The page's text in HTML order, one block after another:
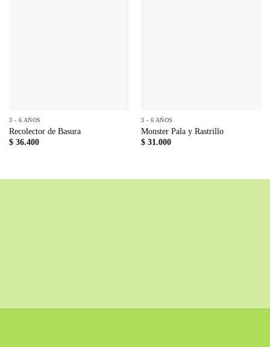
3 - 6 AÑOS
Recolector de Basura
$36.400
3 - 6 AÑOS
Monster Pala y Rastrillo
$31.000